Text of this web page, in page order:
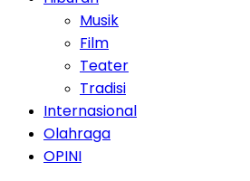
Musik
Film
Teater
Tradisi
Internasional
Olahraga
OPINI